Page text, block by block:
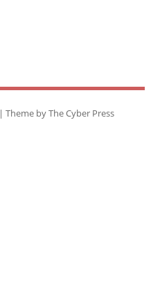
| Theme byThe Cyber Press